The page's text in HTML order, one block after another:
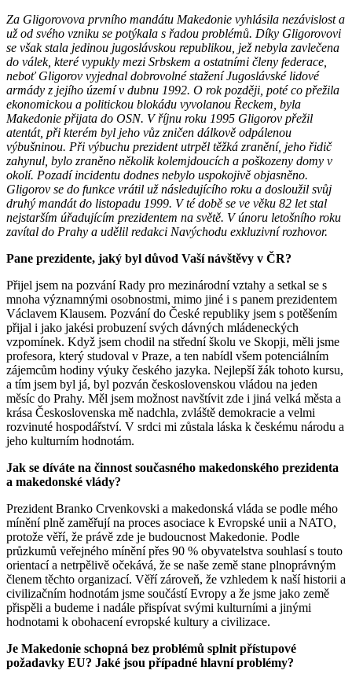
Za Gligorovova prvního mandátu Makedonie vyhlásila nezávislost a
už od svého vzniku se potýkala s řadou problémů. Díky Gligorovovi
se však stala jedinou jugo­slávskou republikou, jež nebyla zavlečena
do válek, které vypukly mezi Srbskem a ostatními členy federace,
neboť Gligorov vyjednal dobrovolné stažení Jugoslávské lidové
armády z jejího území v dubnu 1992. O rok později, poté co přežila
ekonomic­kou a politickou blokádu vyvo­lanou Řeckem, byla
Makedonie přijata do OSN. V říjnu roku 1995 Gli­gorov přežil
atentát, při kterém byl jeho vůz zni­čen dálkově od­pálenou
výbušninou. Při výbuchu prezident utrpěl těžká zranění, jeho řidič
zahynul, bylo zraněno několik kolem­jdoucích a poškozeny domy v
okolí. Pozadí incidentu do­dnes nebylo uspokojivě ob­jas­něno.
Gligorov se do funkce vrátil už následujícího roku a dosloužil svůj
druhý mandát do listopadu 1999. V té době se ve věku 82 let stal
nejstarším úřa­dujícím prezidentem na světě. V únoru letošního roku
zavítal do Prahy a udělil redakci Navýchodu exkluzivní rozhovor.
Pane prezidente, jaký byl důvod Vaší návštěvy v ČR?
Přijel jsem na pozvání Rady pro mezinárodní vztahy a setkal se s
mnoha významnými osobnostmi, mimo jiné i s panem prezidentem
Václavem Klausem. Pozvání do České republiky jsem s potěšením
přijal i jako jakési probuzení svých dávných mládeneckých
vzpomínek. Když jsem chodil na střední školu ve Skopji, měli jsme
profesora, který studoval v Praze, a ten nabídl všem po­tenciálním
zájemcům hodiny výuky českého jazyka. Nejlepší žák tohoto kursu,
a tím jsem byl já, byl pozván československou vládou na jeden
měsíc do Prahy. Měl jsem možnost navštívit zde i jiná velká města a
krása Československa mě nadchla, zvláště demokracie a velmi
rozvinuté hospodářství. V srdci mi zůstala láska k čes­kému národu a
jeho kulturním hodnotám.
Jak se díváte na činnost současného makedonského prezidenta
a makedonské vlády?
Prezident Branko Crvenkovski a makedonská vláda se podle mého
mínění plně zaměřují na proces asociace k Evropské unii a NATO,
protože věří, že právě zde je budoucnost Makedonie. Podle
průzkumů veřejného mí­nění přes 90 % obyvatelstva souhlasí s touto
orientací a ne­trpělivě očekává, že se naše země stane plnopráv­ným
členem těchto organizací. Věří zároveň, že vzhledem k naší historii a
civilizačním hodnotám jsme sou­částí Evropy a že jsme jako země
přispěli a budeme i nadále přispívat svými kulturními a jinými
hodnotami k obohacení evropské kultury a civilizace.
Je Makedonie schopná bez problémů splnit přístupové
požadavky EU? Jaké jsou případné hlavní problémy?